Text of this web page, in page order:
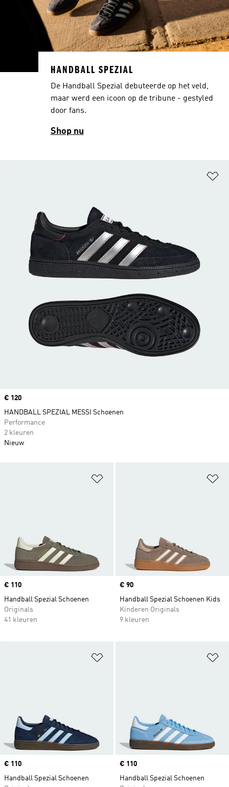
Price
€ 110
Handball Spezial Schoenen
Originals
41 kleuren
Price
€ 90
Handball Spezial Schoenen Kids
Kinderen Originals
9 kleuren
Price
€ 110
Handball Spezial Schoenen
Price
€ 110
Handball Spezial Schoenen
Price
€ 120
HANDBALL SPEZIAL MESSI Schoenen
Performance
2 kleuren
Nieuw
HANDBALL SPEZIAL
De Handball Spezial debuteerde op het veld,
maar werd een icoon op de tribune - gestyled
door fans.
Shop nu